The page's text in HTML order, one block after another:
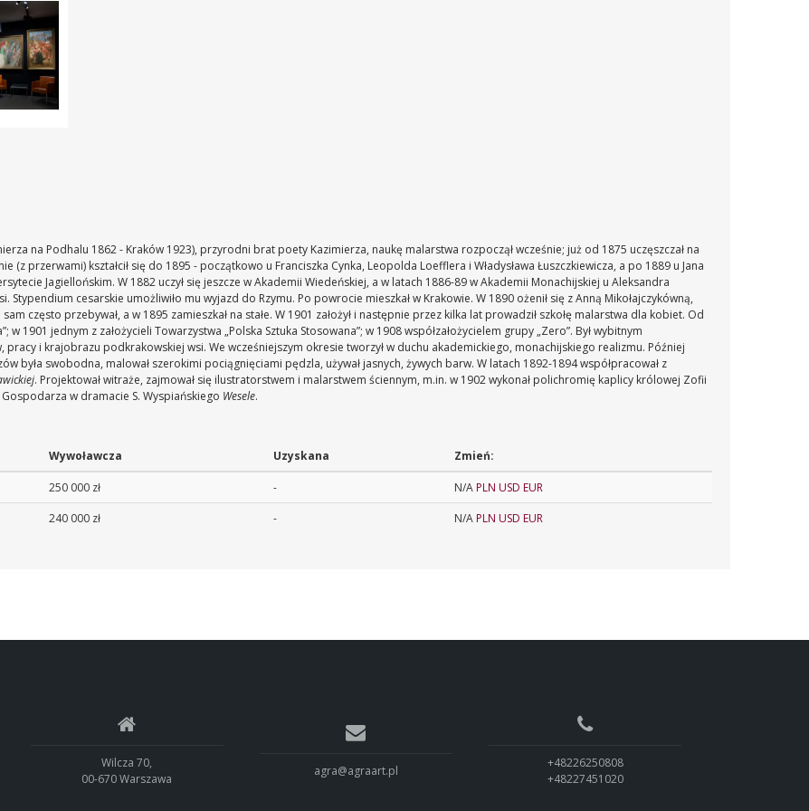
na Podhalu 1862 - Kraków 1923), przyrodni brat poety Kazimierza, naukę malarstwa rozpoczął wcześnie; już od 1875 uczęszczał na
(z przerwami) kształcił się do 1895 - początkowo u Franciszka Cynka, Leopolda Loefflera i Władysława Łuszczkiewicza, a po 1889 u Jana
Jagiellońskim. W 1882 uczył się jeszcze w Akademii Wiedeńskiej, a w latach 1886-89 w Akademii Monachijskiej u Aleksandra
Stypendium cesarskie umożliwiło mu wyjazd do Rzymu. Po powrocie mieszkał w Krakowie. W 1890 ożenił się z Anną Mikołajczykówną,
często przebywał, a w 1895 zamieszkał na stałe. W 1901 założył i następnie przez kilka lat prowadził szkołę malarstwa dla kobiet. Od
w 1901 jednym z założycieli Towarzystwa „Polska Sztuka Stosowana”; w 1908 współzałożycielem grupy „Zero”. Był wybitnym
i krajobrazu podkrakowskiej wsi. We wcześniejszym okresie tworzył w duchu akademickiego, monachijskiego realizmu. Później
była swobodna, malował szerokimi pociągnięciami pędzla, używał jasnych, żywych barw. W latach 1892-1894 współpracował z
. Projektował witraże, zajmował się ilustratorstwem i malarstwem ściennym, m.in. w 1902 wykonał polichromię kaplicy królowej Zofii
w dramacie S. Wyspiańskiego Wesele.
Wywoławcza Uzyskana Zmień:
250 000 zł - N/APLN USD EUR
240 000 zł - N/APLN USD EUR
Wilcza 70,
00-670 Warszawa
agra@agraart.pl
+48226250808
+48227451020